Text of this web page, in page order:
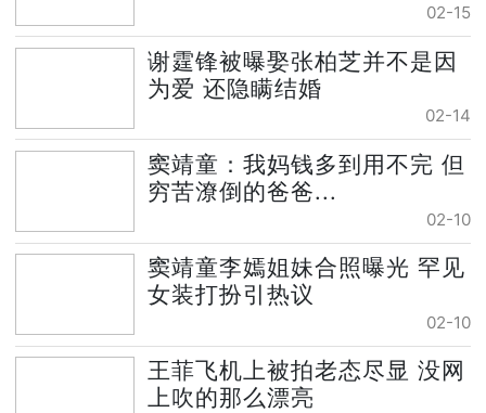
02-15
谢霆锋被曝娶张柏芝并不是因
为爱 还隐瞒结婚
02-14
窦靖童：我妈钱多到用不完 但
穷苦潦倒的爸爸...
02-10
窦靖童李嫣姐妹合照曝光 罕见
女装打扮引热议
02-10
王菲飞机上被拍老态尽显 没网
上吹的那么漂亮